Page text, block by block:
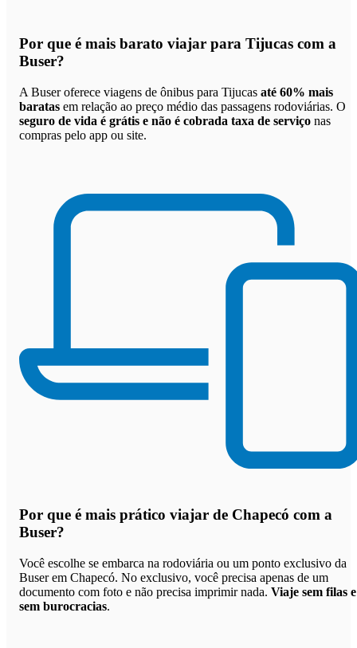
Por que é mais barato viajar para Tijucas com a
Buser?
A Buser oferece viagens de ônibus para Tijucas até 60% mais
baratas em relação ao preço médio das passagens rodoviárias. O
seguro de vida é grátis e não é cobrada taxa de serviço nas
compras pelo app ou site.
Por que é mais prático viajar de Chapecó com a
Buser?
Você escolhe se embarca na rodoviária ou um ponto exclusivo da
Buser em Chapecó. No exclusivo, você precisa apenas de um
documento com foto e não precisa imprimir nada. Viaje sem filas e
sem burocracias.